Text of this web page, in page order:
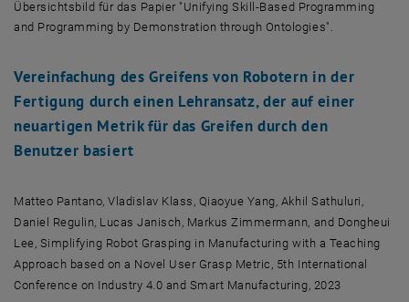
Übersichtsbild für das Papier "Unifying Skill-Based Programming
and Programming by Demonstration through Ontologies".
Vereinfachung des Greifens von Robotern in der
Fertigung durch einen Lehransatz, der auf einer
neuartigen Metrik für das Greifen durch den
Benutzer basiert
Matteo Pantano, Vladislav Klass, Qiaoyue Yang, Akhil Sathuluri,
Daniel Regulin, Lucas Janisch, Markus Zimmermann, and Dongheui
Lee, Simplifying Robot Grasping in Manufacturing with a Teaching
Approach based on a Novel User Grasp Metric, 5th International
Conference on Industry 4.0 and Smart Manufacturing, 2023